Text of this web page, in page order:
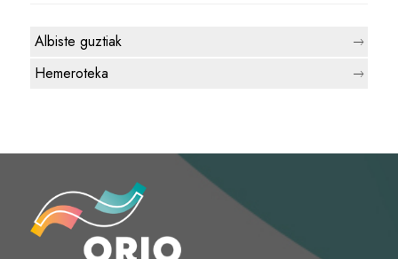
Albiste guztiak
Hemeroteka